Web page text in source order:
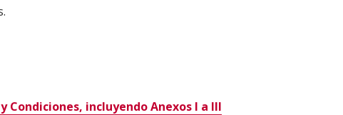
Condiciones, incluyendo Anexos I a III